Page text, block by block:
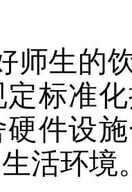
师生的
标准
件设
活环境